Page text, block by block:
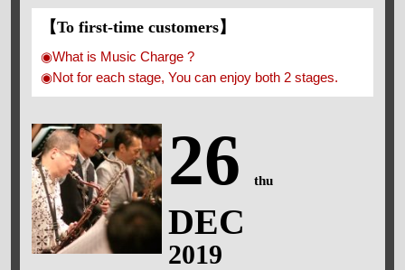
【To first-time customers】
◉What is Music Charge ?
◉Not for each stage, You can enjoy both 2 stages.
26 thu
DEC
2019